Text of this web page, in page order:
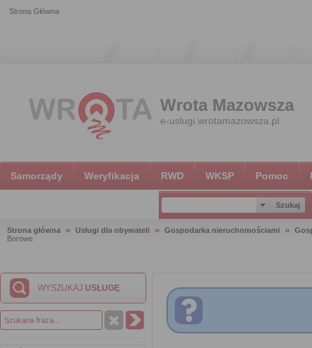
Strona Główna
Wrota Mazowsza
e-uslugi.wrotamazowsza.pl
Samorządy Weryfikacja RWD WKSP Pomoc
Strona główna Usługi dla obywateli Gospodarka nieruchomościami
Borowe
WYSZUKAJ USŁUGĘ